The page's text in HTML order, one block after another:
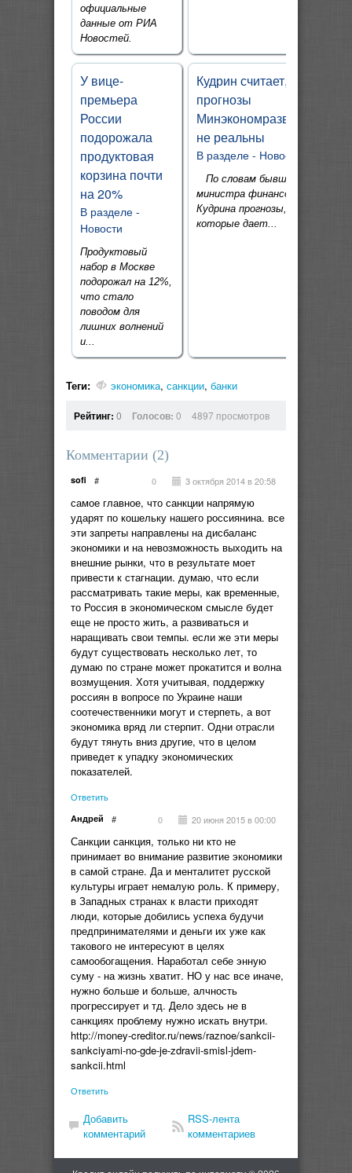
официальные
данные от РИА
Новостей.
У вице-
премьера
России
подорожала
продуктовая
корзина почти
на 20%
В разделе -
Новости
Продуктовый
набор в Москве
подорожал на 12%,
что стало
поводом для
лишних волнений
и...
Кудрин считает, что
прогнозы
Минэкономразвития
не реальны
В разделе - Новости
По словам бывшего
министра финансов А.
Кудрина прогнозы,
которые дает...
Теги: экономика, санкции, банки
Рейтинг: 0 Голосов: 0 4897 просмотров
Комментарии (2)
sofi # 3 октября 2014 в 20:58
0
самое главное, что санкции напрямую
ударят по кошельку нашего россиянина. все
эти запреты направлены на дисбаланс
экономики и на невозможность выходить на
внешние рынки, что в результате моет
привести к стагнации. думаю, что если
рассматривать такие меры, как временные,
то Россия в экономическом смысле будет
еще не просто жить, а развиваться и
наращивать свои темпы. если же эти меры
будут существовать несколько лет, то
думаю по стране может прокатится и волна
возмущения. Хотя учитывая, поддержку
россиян в вопросе по Украине наши
соотечественники могут и стерпеть, а вот
экономика вряд ли стерпит. Одни отрасли
будут тянуть вниз другие, что в целом
приведет к упадку экономических
показателей.
Ответить
Андрей # 20 июня 2015 в 00:00
0
Санкции санкция, только ни кто не
принимает во внимание развитие экономики
в самой стране. Да и менталитет русской
культуры играет немалую роль. К примеру,
в Западных странах к власти приходят
люди, которые добились успеха будучи
предпринимателями и деньги их уже как
такового не интересуют в целях
самообогащения. Наработал себе энную
суму - на жизнь хватит. НО у нас все иначе,
нужно больше и больше, алчность
прогрессирует и тд. Дело здесь не в
санкциях проблему нужно искать внутри.
http://money-creditor.ru/news/raznoe/sankcii-
sankciyami-no-gde-je-zdravii-smisl-jdem-
sankcii.html
Ответить
Добавить
комментарий
RSS-лента
комментариев